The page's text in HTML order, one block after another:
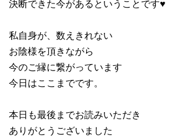
決断できた今があるということです♥
私自身が、数えきれない
お陰様を頂きながら
今のご縁に繋がっています
今日はここまでです。
本日も最後までお読みいただき
ありがとうございました